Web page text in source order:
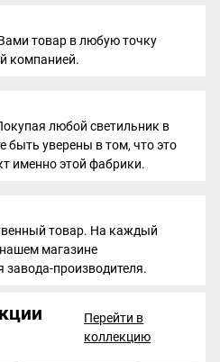
товар в любую точку
компанией.
любой светильник в
уверены в том, что это
именно этой фабрики.
товар. На каждый
магазине
завода-производителя.
Перейти в
коллекцию